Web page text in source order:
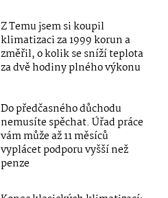
Z Temu jsem si koupil
klimatizaci za 1999 korun a
změřil, o kolik se sníží teplota
za dvě hodiny plného výkonu
Do předčasného důchodu
nemusíte spěchat. Úřad práce
vám může až 11 měsíců
vyplácet podporu vyšší než
penze